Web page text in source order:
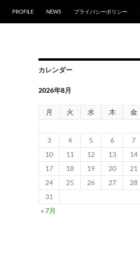
PROFILE NEWS プライバシーポリシー
カレンダー
2026年8月
月 火 水 木 金
3
4 5 6 7
10
11 12 13 14
17
18 19 20 21
24
25 26 27 28
31
« 7月